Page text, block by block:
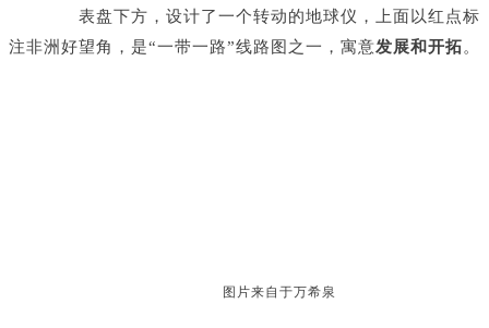
表盘下方，设计了一个转动的地球仪，上面以红点标
注非洲好望角，是“一带一路”线路图之一，寓意发展和开拓。
图片来自于万希泉